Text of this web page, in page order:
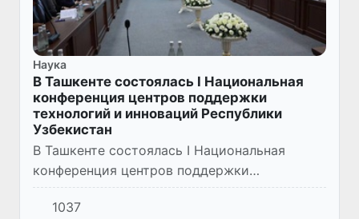
Наука
В Ташкенте состоялась I Национальная
конференция центров поддержки
технологий и инноваций Республики
Узбекистан
В Ташкенте состоялась I Национальная
конференция центров поддержки
технологий и инноваций Республики
Узбекистан, посвященная подведению
1037